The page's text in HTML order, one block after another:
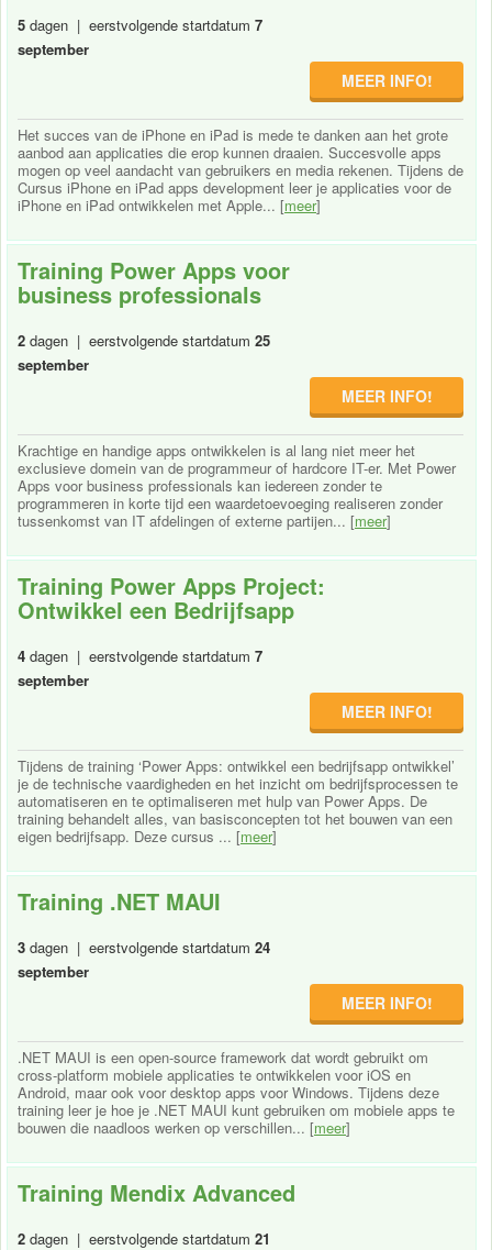
5 dagen | eerstvolgende startdatum 7
september
MEER INFO!
Het succes van de iPhone en iPad is mede te danken aan het grote
aanbod aan applicaties die erop kunnen draaien. Succesvolle apps
mogen op veel aandacht van gebruikers en media rekenen. Tijdens de
Cursus iPhone en iPad apps development leer je applicaties voor de
iPhone en iPad ontwikkelen met Apple... [meer]
Training Power Apps voor
business professionals
2 dagen | eerstvolgende startdatum 25
september
MEER INFO!
Krachtige en handige apps ontwikkelen is al lang niet meer het
exclusieve domein van de programmeur of hardcore IT-er. Met Power
Apps voor business professionals kan iedereen zonder te
programmeren in korte tijd een waardetoevoeging realiseren zonder
tussenkomst van IT afdelingen of externe partijen... [meer]
Training Power Apps Project:
Ontwikkel een Bedrijfsapp
4 dagen | eerstvolgende startdatum 7
september
MEER INFO!
Tijdens de training ‘Power Apps: ontwikkel een bedrijfsapp ontwikkel’
je de technische vaardigheden en het inzicht om bedrijfsprocessen te
automatiseren en te optimaliseren met hulp van Power Apps. De
training behandelt alles, van basisconcepten tot het bouwen van een
eigen bedrijfsapp. Deze cursus ... [meer]
Training .NET MAUI
3 dagen | eerstvolgende startdatum 24
september
MEER INFO!
.NET MAUI is een open-source framework dat wordt gebruikt om
cross-platform mobiele applicaties te ontwikkelen voor iOS en
Android, maar ook voor desktop apps voor Windows. Tijdens deze
training leer je hoe je .NET MAUI kunt gebruiken om mobiele apps te
bouwen die naadloos werken op verschillen... [meer]
Training Mendix Advanced
2 dagen | eerstvolgende startdatum 21